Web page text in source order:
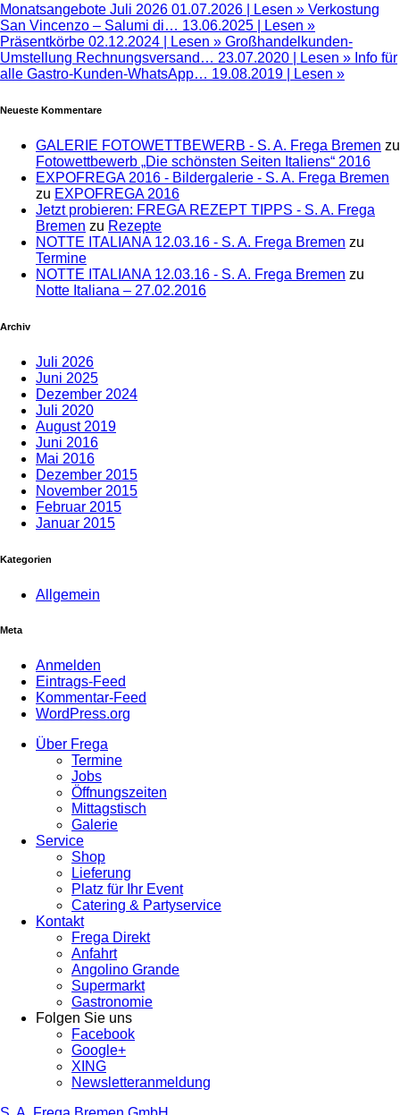
Monatsangebote Juli 2026 01.07.2026 | Lesen » Verkostung
San Vincenzo – Salumi di… 13.06.2025 |
Lesen »
Präsentkörbe 02.12.2024 | Lesen » Großhandelkunden-
Umstellung Rechnungsversand… 23.07.2020 | Lesen » Info für
alle Gastro-Kunden-WhatsApp… 19.08.2019 | Lesen »
Neueste Kommentare
GALERIE FOTOWETTBEWERB - S. A. Frega Bremen zu
Fotowettbewerb „Die schönsten Seiten Italiens“ 2016
EXPOFREGA 2016 - Bildergalerie - S. A. Frega Bremen
zu EXPOFREGA 2016
Jetzt probieren: FREGA REZEPT TIPPS - S. A. Frega
Bremen zu Rezepte
NOTTE ITALIANA 12.03.16 - S. A. Frega Bremen zu
Termine
NOTTE ITALIANA 12.03.16 - S. A. Frega Bremen zu
Notte Italiana – 27.02.2016
Archiv
Juli 2026
Juni 2025
Dezember 2024
Juli 2020
August 2019
Juni 2016
Mai 2016
Dezember 2015
November 2015
Februar 2015
Januar 2015
Kategorien
Allgemein
Meta
Anmelden
Eintrags-Feed
Kommentar-Feed
WordPress.org
Über Frega
Termine
Jobs
Öffnungszeiten
Mittagstisch
Galerie
Service
Shop
Lieferung
Platz für Ihr Event
Catering & Partyservice
Kontakt
Frega Direkt
Anfahrt
Angolino Grande
Supermarkt
Gastronomie
Folgen Sie uns
Facebook
Google+
XING
Newsletteranmeldung